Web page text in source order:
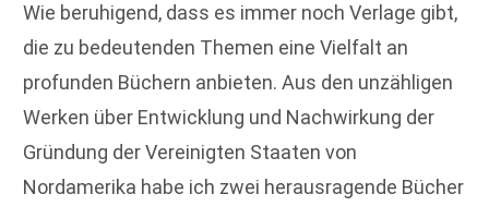
Wie beruhigend, dass es immer noch Verlage gibt,
die zu bedeutenden Themen eine Vielfalt an
profunden Büchern anbieten. Aus den unzähligen
Werken über Entwicklung und Nachwirkung der
Gründung der Vereinigten Staaten von
Nordamerika habe ich zwei herausragende Bücher